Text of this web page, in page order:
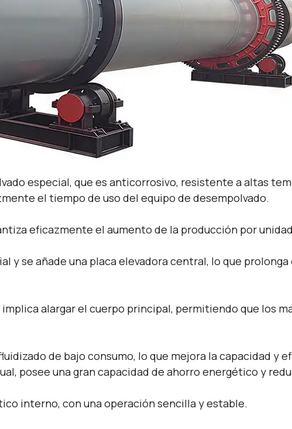
especial, que es anticorrosivo, resistente a altas
el tiempo de uso del equipo de desempolvado.
eficazmente el aumento de la producción por
y se añade una placa elevadora central, lo que
alargar el cuerpo principal, permitiendo que los
de bajo consumo, lo que mejora la capacidad y
posee una gran capacidad de ahorro energético y
interno, con una operación sencilla y estable.